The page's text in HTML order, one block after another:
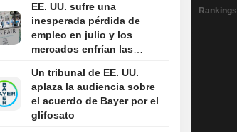
EE. UU. sufre una
inesperada pérdida de
empleo en julio y los
mercados enfrían las
tipos
Un tribunal de EE. UU.
aplaza la audiencia sobre
el acuerdo de Bayer por el
glifosato
Rankings